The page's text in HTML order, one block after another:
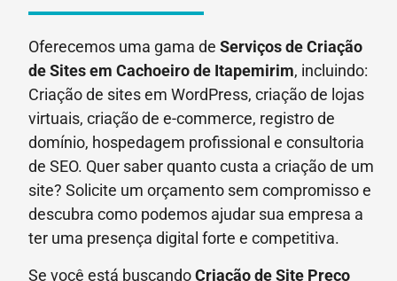
Oferecemos uma gama de Serviços de Criação
de Sites em Cachoeiro de Itapemirim, incluindo:
Criação de sites em WordPress, criação de lojas
virtuais, criação de e-commerce, registro de
domínio, hospedagem profissional e consultoria
de SEO. Quer saber quanto custa a criação de um
site? Solicite um orçamento sem compromisso e
descubra como podemos ajudar sua empresa a
ter uma presença digital forte e competitiva.
Se você está buscandoCriação de Site Preço